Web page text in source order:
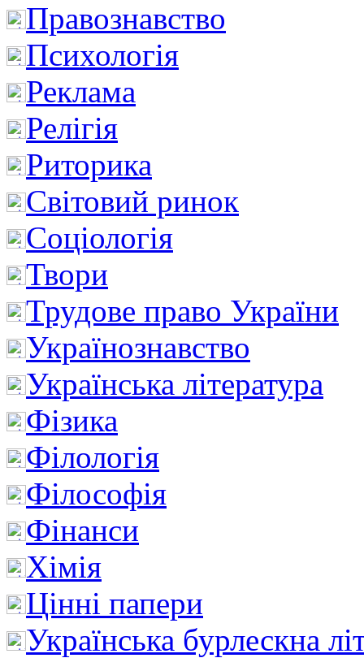
Правознавство
Психологія
Реклама
Релігія
Риторика
Світовий ринок
Соціологія
Твори
Трудове право України
Українознавство
Українська література
Фізика
Філологія
Філософія
Фінанси
Хімія
Цінні папери
Українська бурлескна